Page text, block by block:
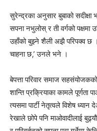
सुरेन्द्रका अनुसार बुबाको सदीक्षा
सपना नभुलोस् र ती वर्गको पक्षमा
उहाँको बुझ्ने शैली अझै परिपक्व छ
चाहना छ,’ उनले भने ।
बेपत्ता परिवार समाज
शान्ति प्रक्रियाका कामले पूर्णता
त्यसमा पार्टी नेतृत्वले विशेष
रेखाले छोपे पनि माओवादीलाई